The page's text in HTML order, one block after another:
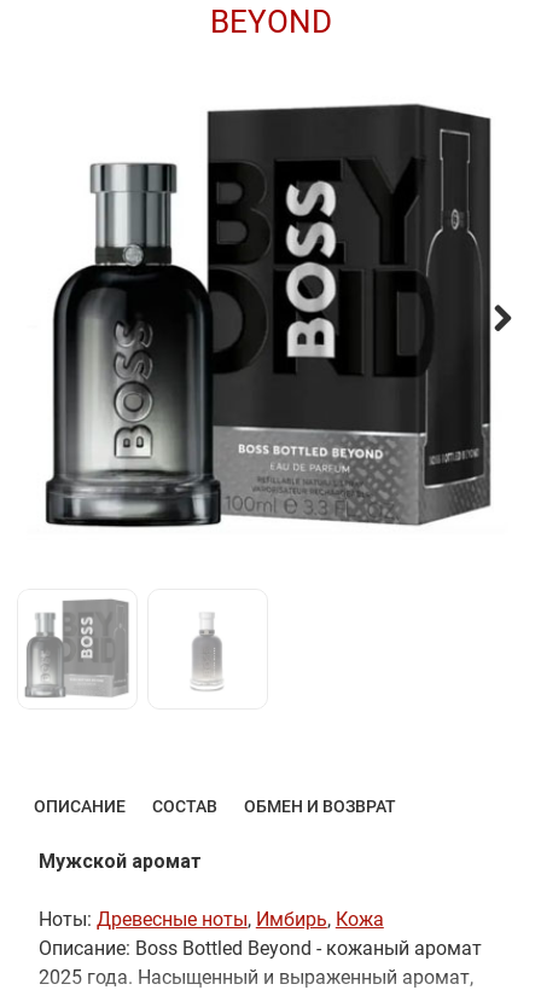
BEYOND
ОПИСАНИЕ СОСТАВ ОБМЕН И ВОЗВРАТ
Мужской аромат
Ноты: Древесные ноты, Имбирь, Кожа
Описание: Boss Bottled Beyond - кожаный аромат
2025 года. Насыщенный и выраженный аромат,